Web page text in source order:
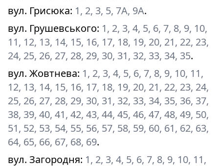
вул. Грисюка: 1, 2, 3, 5, 7А, 9А.
вул. Грушевського: 1, 2, 3, 4, 5, 6, 7, 8, 9, 10,
11, 12, 13, 14, 15, 16, 17, 18, 19, 20, 21, 22, 23,
24, 25, 26, 27, 28, 29, 30, 31, 32, 33, 34, 35.
вул. Жовтнева: 1, 2, 3, 4, 5, 6, 7, 8, 9, 10, 11,
12, 13, 14, 15, 16, 17, 18, 19, 20, 21, 22, 23, 24,
25, 26, 27, 28, 29, 30, 31, 32, 33, 34, 35, 36, 37,
38, 39, 40, 41, 42, 43, 44, 45, 46, 47, 48, 49, 50,
51, 52, 53, 54, 55, 56, 57, 58, 59, 60, 61, 62, 63,
64, 65, 66, 67, 68, 69.
вул. Загородня: 1, 2, 3, 4, 5, 6, 7, 8, 9, 10, 11,